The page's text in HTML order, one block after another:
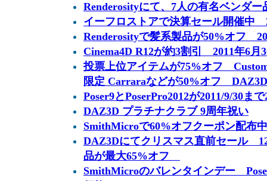
Renderosityにて、7人の有名ベンダー
イーフロストアで決算セール開催中
Renderosityで髪系製品が50%オフ
Cinema4D R12が約3割引 2011年6月
投票上位アイテムが75%オフ
限定 Carraraなどが50%オフ DAZ3D
Poser9とPoserPro2012が2011/9/30ま
DAZ3D プラチナクラブ 9周年祝い
SmithMicroで60%オフクーポン配布
DAZ3Dにてクリスマス直前セール
品が最大65%オフ
SmithMicroのバレンタインデー